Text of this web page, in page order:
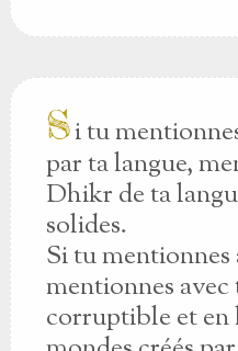
Si tu
par ta langue,
Dhikr de ta
solides.
Si tu
mentionnes
corruptible et en